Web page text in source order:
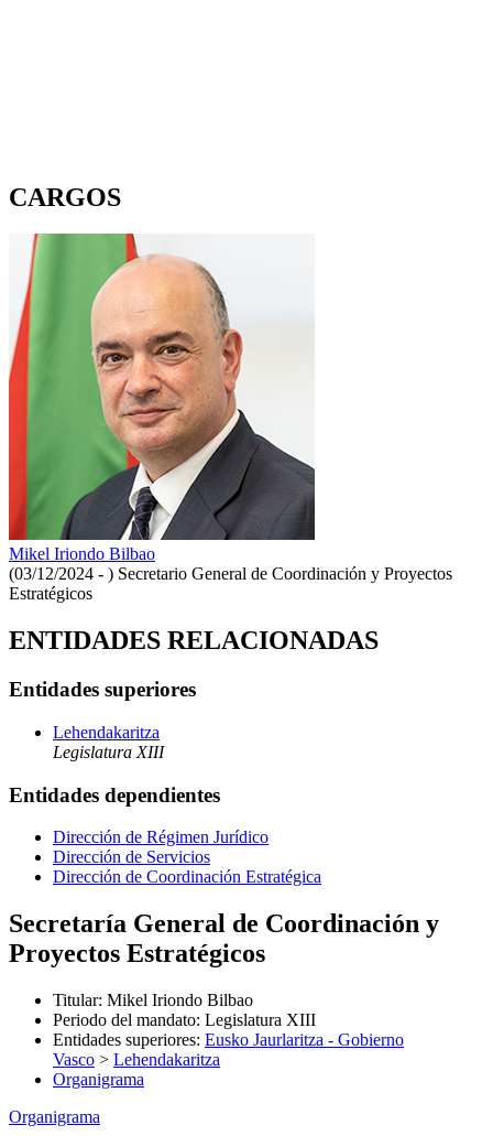
CARGOS
Mikel Iriondo Bilbao
(03/12/2024 - ) Secretario General de Coordinación y Proyectos
Estratégicos
ENTIDADES RELACIONADAS
Entidades superiores
Lehendakaritza
Legislatura XIII
Entidades dependientes
Dirección de Régimen Jurídico
Dirección de Servicios
Dirección de Coordinación Estratégica
Secretaría General de Coordinación y
Proyectos Estratégicos
Titular: Mikel Iriondo Bilbao
Periodo del mandato: Legislatura XIII
Entidades superiores: Eusko Jaurlaritza - Gobierno
Vasco > Lehendakaritza
Organigrama
Organigrama